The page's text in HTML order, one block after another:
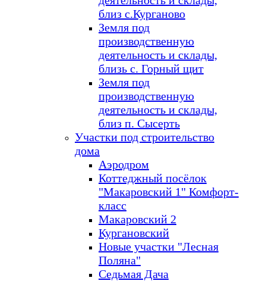
близ с.Курганово
Земля под
производственную
деятельность и склады,
близь с. Горный щит
Земля под
производственную
деятельность и склады,
близ п. Сысерть
Участки под строительство
дома
Аэродром
Коттеджный посёлок
"Макаровский 1" Комфорт-
класс
Макаровский 2
Кургановский
Новые участки "Лесная
Поляна"
Седьмая Дача